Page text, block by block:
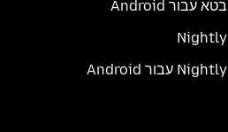
בטא עבור Android
Nightly
Nightly עבור Android